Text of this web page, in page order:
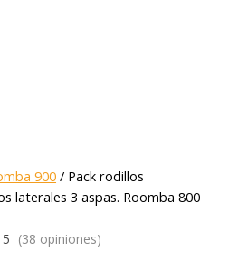
900/ Pack rodillos
laterales 3 aspas. Roomba 800
(38 opiniones)